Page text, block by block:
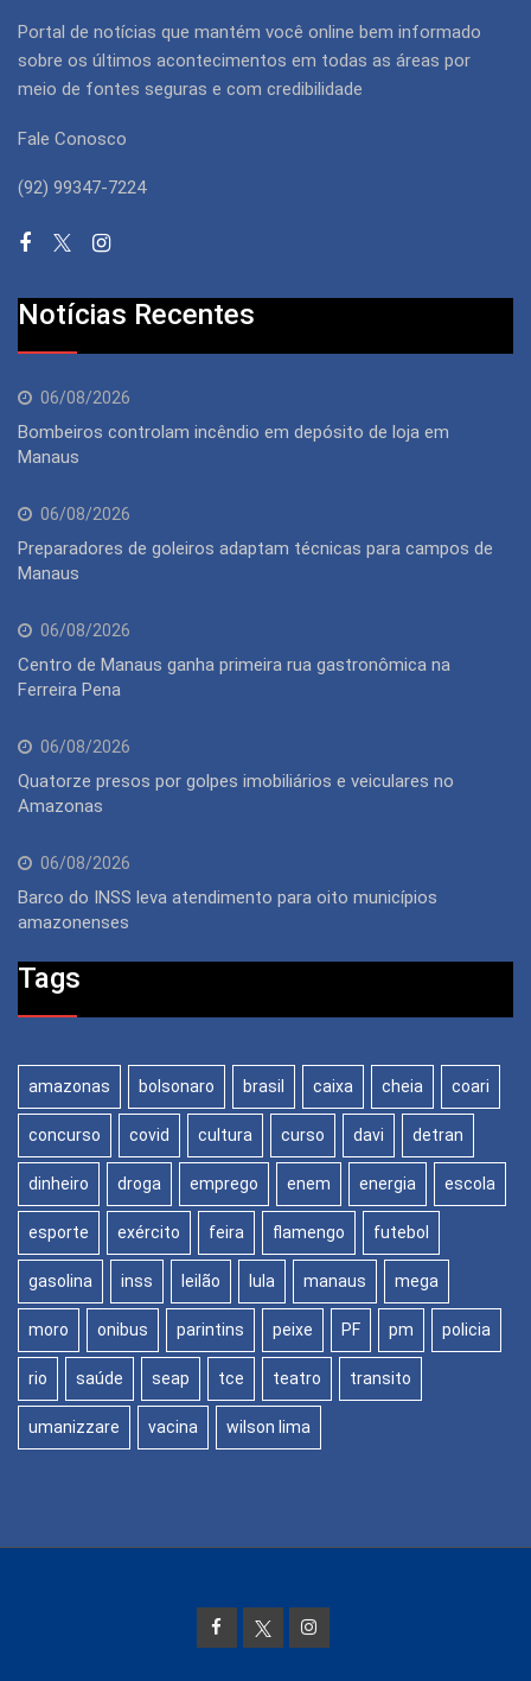
Portal de notícias que mantém você online bem informado
sobre os últimos acontecimentos em todas as áreas por
meio de fontes seguras e com credibilidade
Fale Conosco
(92) 99347-7224
Notícias Recentes
06/08/2026
Bombeiros controlam incêndio em depósito de loja em
Manaus
06/08/2026
Preparadores de goleiros adaptam técnicas para campos de
Manaus
06/08/2026
Centro de Manaus ganha primeira rua gastronômica na
Ferreira Pena
06/08/2026
Quatorze presos por golpes imobiliários e veiculares no
Amazonas
06/08/2026
Barco do INSS leva atendimento para oito municípios
amazonenses
Tags
amazonas bolsonaro brasil caixa cheia coari
concurso covid cultura curso davi detran
dinheiro droga emprego enem energia escola
esporte exército feira flamengo futebol
gasolina inss leilão lula manaus mega
moro onibus parintins peixe PF pm policia
rio saúde seap tce teatro transito
umanizzare vacina wilson lima